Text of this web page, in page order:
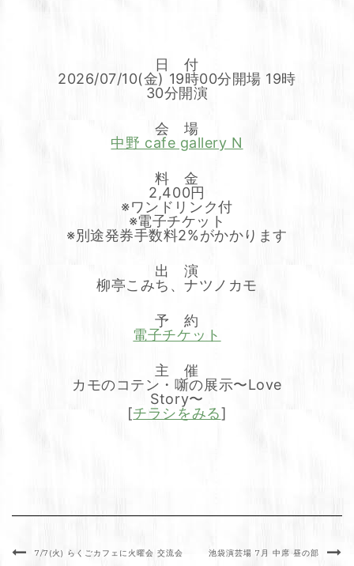
日 付
2026/07/10(金) 19時00分開場 19時
30分開演
会 場
中野 cafe gallery N
料 金
2,400円
※ワンドリンク付
※電子チケット
※別途発券手数料2%がかかります
出 演
柳亭こみち、ナツノカモ
予 約
電子チケット
主 催
カモのコテン・噺の展示〜Love
Story〜
[チラシをみる]
7/7(火) らくごカフェに火曜会 交流会 池袋演芸場 7月 中席 昼の部